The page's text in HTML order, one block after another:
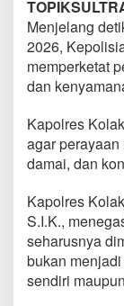
Menjelang
2026,
memperketat
dan
Kapolres
agar
damai, dan
Kapolres
S.I.K.,
seharusnya
bukan
sendiri